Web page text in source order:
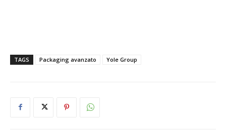
TAGS Packaging avanzato Yole Group